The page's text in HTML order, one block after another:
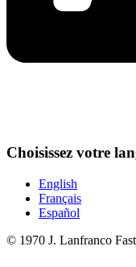
Choisissez votre
English
Français
Español
© 1970 J. Lanfranco